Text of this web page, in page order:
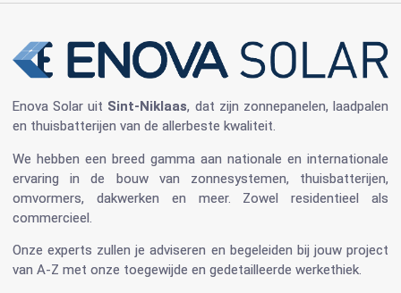
Enova Solar uit Sint-Niklaas, dat zijn zonnepanelen, laadpalen
en thuisbatterijen van de allerbeste kwaliteit.
We hebben een breed gamma aan nationale en internationale
ervaring in de bouw van zonnesystemen, thuisbatterijen,
omvormers, dakwerken en meer. Zowel residentieel als
commercieel.
Onze experts zullen je adviseren en begeleiden bij jouw project
van A-Z met onze toegewijde en gedetailleerde werkethiek.